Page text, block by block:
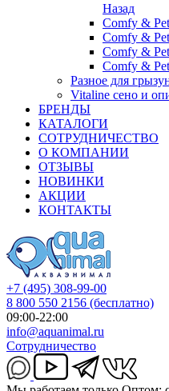
Назад
Comfy &
Comfy &
Comfy &
Comfy &
Разное для
Vitaline сено и
БРЕНДЫ
КАТАЛОГИ
СОТРУДНИЧЕСТВО
О КОМПАНИИ
ОТЗЫВЫ
НОВИНКИ
АКЦИИ
КОНТАКТЫ
+7 (495) 308-99-00
8 800 550 2156 (бесплатно)
09:00-22:00
info@aquanimal.ru
Сотрудничество